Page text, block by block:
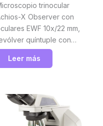
trinocular
X Observer con
EWF 10x/22 mm,
quíntuple con
planos
semiapocromáticos APLi
iluminación Köhler NeoLED™
de 3 W. Con control
inteligente de la luz. Euromex
Leer más